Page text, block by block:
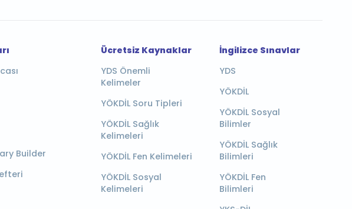
Builder
Ücretsiz Kaynaklar
YDS Önemli
Kelimeler
YÖKDİL Soru Tipleri
YÖKDİL Sağlık
Kelimeleri
YÖKDİL Fen Kelimeleri
YÖKDİL Sosyal
Kelimeleri
İngilizce Sınavlar
YDS
YÖKDİL
YÖKDİL Sosyal
Bilimler
YÖKDİL Sağlık
Bilimleri
YÖKDİL Fen
Bilimleri